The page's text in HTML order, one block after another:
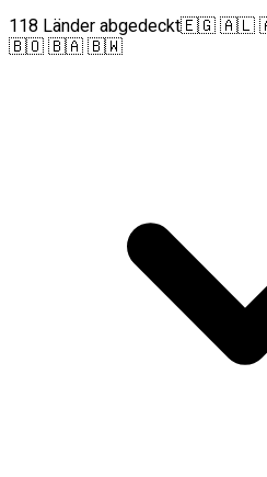
118 Länder abgedeckt🇪🇬 🇦🇱
🇧🇴 🇧🇦 🇧🇼